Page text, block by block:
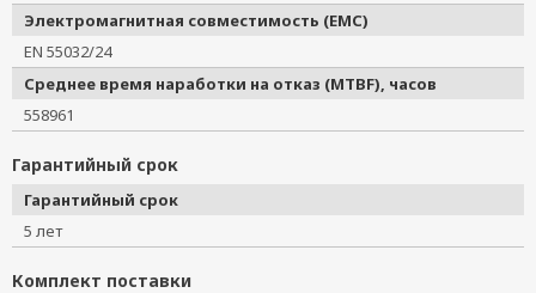
Электромагнитная совместимость (EMC)
EN 55032/24
Среднее время наработки на отказ (MTBF), часов
558961
Гарантийный срок
Гарантийный срок
5 лет
Комплект поставки